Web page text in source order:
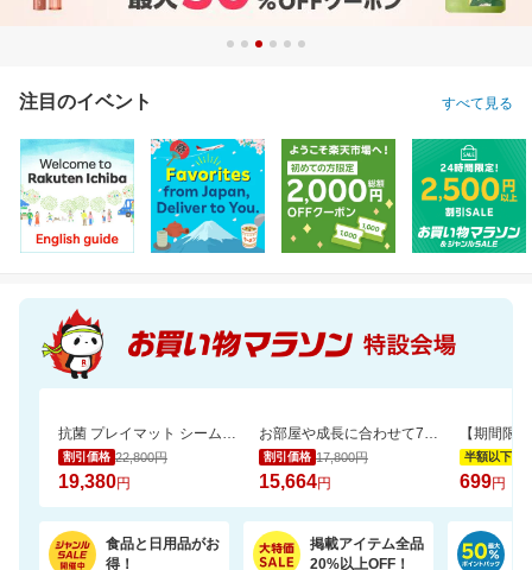
注目のイベント すべて見る
抗菌 プレイマット シームレス 折りたたみ 持ち手付き 防音 厚み4cm GUMODE
割引価格 22,800円
19,380円
お部屋や成長に合わせて7通りに使える、多機能ベビーサークル
割引価格 17,800円
15,664円
半額以下
699円
食品と日用品がお
得！
掲載アイテム全品
20%以上OFF！